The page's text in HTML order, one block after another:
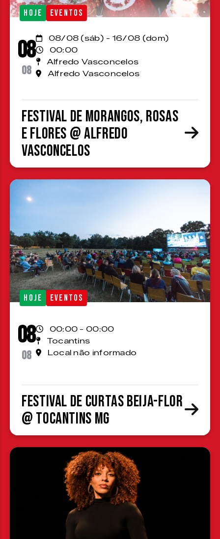
HOJE EVENTOS
08
08
08/08 (sáb) - 16/08 (dom)
00:00
Alfredo Vasconcelos
Alfredo Vasconcelos
Festival de Morangos, Rosas
e Flores @ Alfredo
Vasconcelos
HOJE EVENTOS
08
08
00:00 - 00:00
Tocantins
Local não informado
Festival de Curtas Beija-Flor
@ Tocantins MG